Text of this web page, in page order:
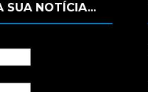
SUA NOTÍCIA...